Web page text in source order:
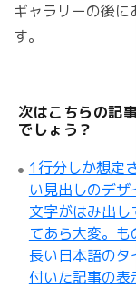
ギャラリーの後に
す。
次はこちらの記事
でしょう？
1行分しか想定
い見出しのデザ
文字がはみ出し
てあら大変。も
長い日本語のタ
付いた記事の表